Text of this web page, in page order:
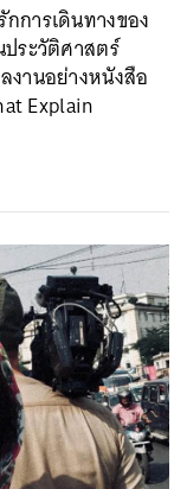
การเดินทางของ
ระวัติศาสตร์
านอย่างหนังสือ
Explain